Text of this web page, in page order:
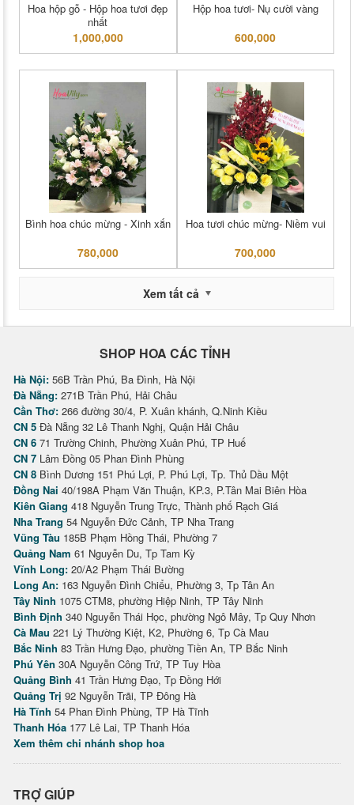
Hoa hộp gỗ - Hộp hoa tươi đẹp
nhất
1,000,000
Hộp hoa tươi- Nụ cười vàng
600,000
Bình hoa chúc mừng - Xinh xắn
780,000
Hoa tươi chúc mừng- Niềm vui
700,000
Xem tất cả
SHOP HOA CÁC TỈNH
Hà Nội: 56B Trần Phú, Ba Đình, Hà Nội
Đà Nẵng: 271B Trần Phú, Hải Châu
Cần Thơ: 266 đường 30/4, P. Xuân khánh, Q.Ninh Kiều
CN 5 Đà Nẵng 32 Lê Thanh Nghị, Quận Hải Châu
CN 6 71 Trường Chinh, Phường Xuân Phú, TP Huế
CN 7 Lâm Đồng 05 Phan Đình Phùng
CN 8 Bình Dương 151 Phú Lợi, P. Phú Lợi, Tp. Thủ Dầu Một
Đồng Nai 40/198A Phạm Văn Thuận, KP.3, P.Tân Mai Biên Hòa
Kiên Giang 418 Nguyễn Trung Trực, Thành phố Rạch Giá
Nha Trang 54 Nguyễn Đức Cảnh, TP Nha Trang
Vũng Tàu 185B Phạm Hồng Thái, Phường 7
Quảng Nam 61 Nguyễn Du, Tp Tam Kỳ
Vĩnh Long: 20/A2 Phạm Thái Bường
Long An: 163 Nguyễn Đình Chiểu, Phường 3, Tp Tân An
Tây Ninh 1075 CTM8, phường Hiệp Ninh, TP Tây Ninh
Bình Định 340 Nguyễn Thái Học, phường Ngô Mây, Tp Quy Nhơn
Cà Mau 221 Lý Thường Kiệt, K2, Phường 6, Tp Cà Mau
Bắc Ninh 83 Trần Hưng Đạo, phường Tiền An, TP Bắc Ninh
Phú Yên 30A Nguyễn Công Trứ, TP Tuy Hòa
Quảng Bình 41 Trần Hưng Đạo, Tp Đồng Hới
Quảng Trị 92 Nguyễn Trãi, TP Đông Hà
Hà Tĩnh 54 Phan Đình Phùng, TP Hà Tĩnh
Thanh Hóa 177 Lê Lai, TP Thanh Hóa
Xem thêm chi nhánh shop hoa
TRỢ GIÚP